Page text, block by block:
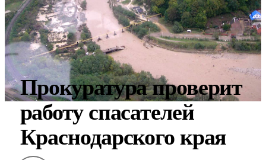
Прокуратура проверит
работу спасателей
Краснодарского края